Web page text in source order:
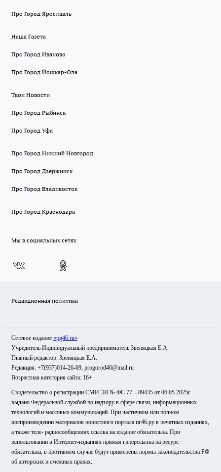
Про Город Ярославль
Наша Газета
Про Город Иваново
Про Город Йошкар-Ола
Твои Новости
Про Город Рыбинск
Про Город Уфа
Про Город Нижний Новгород
Про Город Дзержинск
Про Город Владивосток
Про Город Краснодара
Мы в социальных сетях
Редакционная политика
Сетевое издание «pg46.ru»
Учредитель Индивидуальный предприниматель Звеняцкая Е.А.
Главный редактор: Звеняцкая Е.А.
Редакция: +7(937)014-26-69, progorod46@mail.ru
Возрастная категория сайта: 16+
Свидетельство о регистрации СМИ ЭЛ № ФС 77 – 89435 от 06.05.2025г.
выдано Федеральной службой по надзору в сфере связи, информационных
технологий и массовых коммуникаций. При частичном или полном
воспроизведении материалов новостного портала пг46.ру в печатных изданиях,
а также теле- радиосообщениях ссылка на издание обязательна. При
использовании в Интернет-изданиях прямая гиперссылка на ресурс
обязательна, в противном случае будут применены нормы законодательства РФ
об авторских и смежных правах.